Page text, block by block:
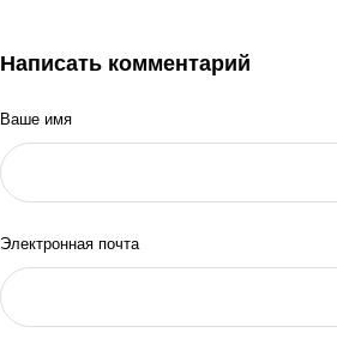
Написать комментарий
Ваше имя
Электронная почта